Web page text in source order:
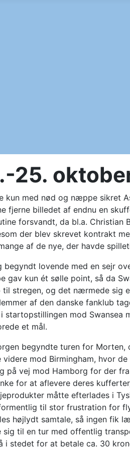
25.
kun med nød og næppe sikret
fjerne billedet af endnu en
forsvandt, da bl.a. Christian
der blev skrevet kontrakt
af de nye, der havde
lovende med en sejr
kun ét sølle point, så da
stregen, og det nærmede sig
af den danske fanklub
startopstillingen mod Swansea
et mål.
begyndte turen for Morten,
mod Birmingham, hvor
på vej mod Hamborg for der
for at aflevere deres
måtte efterlades i
til stor frustration for
højlydt samtale, så ingen fik
sig til en tur med offentlig
i stedet for at betale ca. 30